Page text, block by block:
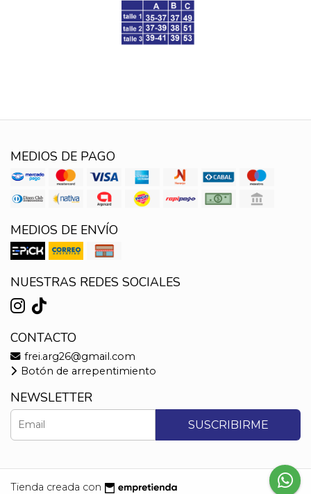
MEDIOS DE PAGO
MEDIOS DE ENVÍO
NUESTRAS REDES SOCIALES
CONTACTO
frei.arg26@gmail.com
Botón de arrepentimiento
NEWSLETTER
SUSCRIBIRME
Tienda creada con